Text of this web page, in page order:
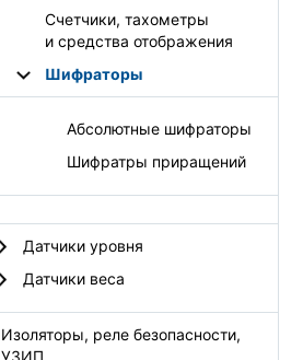
Счетчики, тахометры
и средства отображения
Шифраторы
Абсолютные шифраторы
Шифратры приращений
Датчики уровня
Датчики веса
Изоляторы, реле безопасности,
УЗИП